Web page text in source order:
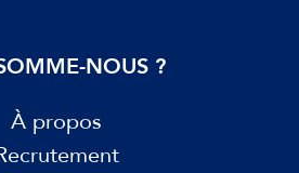
NOUS ?
À propos